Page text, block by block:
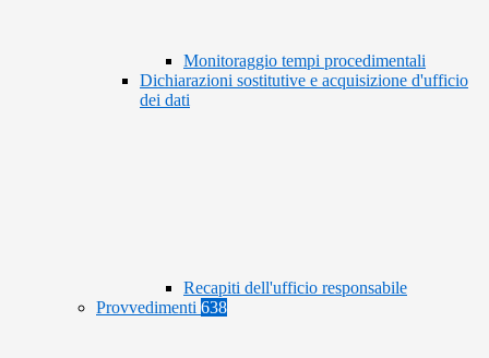
Monitoraggio tempi procedimentali
Dichiarazioni sostitutive e acquisizione d'ufficio
dei dati
Recapiti dell'ufficio responsabile
Provvedimenti 638